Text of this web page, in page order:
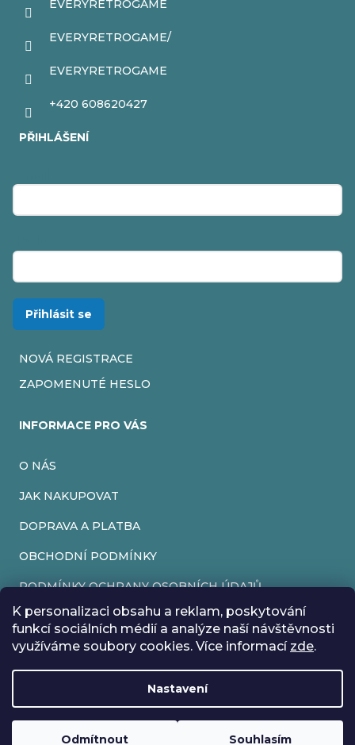
K personalizaci obsahu a reklam, poskytování
funkcí sociálních médií a analýze naší návštěvnosti
využíváme soubory cookies. Více informací zde.
Nastavení
Odmítnout Souhlasím
Rádi bychom vás informovali, že od 17. 7. do 24. 7. včetně
máme z důvodu dovolené zavřeno. Všechny objednávky
budou vyřízeny co nejdříve od 27. 7. :) Přejeme vám krásné
EVERYRETROGAME
EVERYRETROGAME/
EVERYRETROGAME
+420 608620427
PŘIHLÁŠENÍ
Přihlásit se
NOVÁ REGISTRACE
ZAPOMENUTÉ HESLO
INFORMACE PRO VÁS
O NÁS
JAK NAKUPOVAT
DOPRAVA A PLATBA
OBCHODNÍ PODMÍNKY
PODMÍNKY OCHRANY OSOBNÍCH ÚDAJŮ
VRÁCENÍ ZBOŽÍ
REKLAMACE
Vytvořil Shoptet
Copyright 2026EveryRetroGame. Všechna práva vyhrazena.
Upravit nastavení cookies
Loading